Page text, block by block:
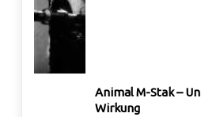
Animal M-Stak – Universal